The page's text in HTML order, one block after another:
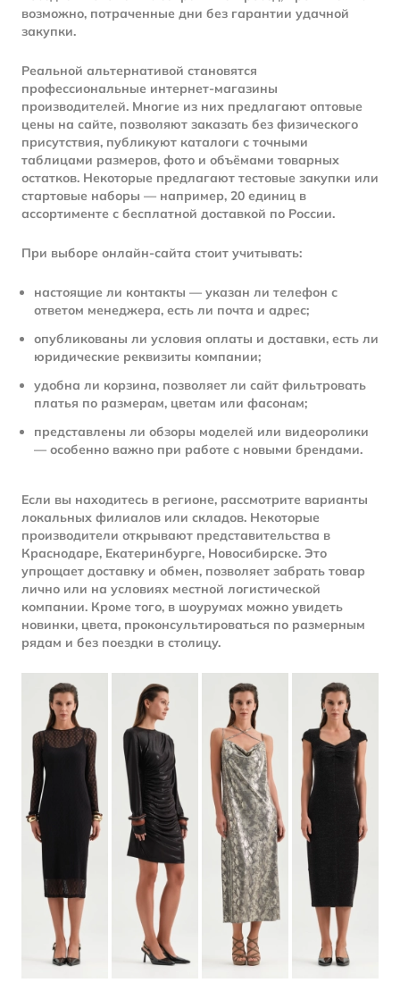
возможно, потраченные дни без гарантии удачной
закупки.
Реальной альтернативой становятся
профессиональные интернет-магазины
производителей. Многие из них предлагают оптовые
цены на сайте, позволяют заказать без физического
присутствия, публикуют каталоги с точными
таблицами размеров, фото и объёмами товарных
остатков. Некоторые предлагают тестовые закупки или
стартовые наборы — например, 20 единиц в
ассортименте с бесплатной доставкой по России.
При выборе онлайн-сайта стоит учитывать:
настоящие ли контакты — указан ли телефон с
ответом менеджера, есть ли почта и адрес;
опубликованы ли условия оплаты и доставки, есть ли
юридические реквизиты компании;
удобна ли корзина, позволяет ли сайт фильтровать
платья по размерам, цветам или фасонам;
представлены ли обзоры моделей или видеоролики
— особенно важно при работе с новыми брендами.
Если вы находитесь в регионе, рассмотрите варианты
локальных филиалов или складов. Некоторые
производители открывают представительства в
Краснодаре, Екатеринбурге, Новосибирске. Это
упрощает доставку и обмен, позволяет забрать товар
лично или на условиях местной логистической
компании. Кроме того, в шоурумах можно увидеть
новинки, цвета, проконсультироваться по размерным
рядам и без поездки в столицу.